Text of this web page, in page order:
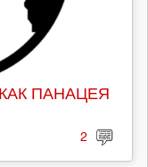
ПАНАЦЕЯ
2